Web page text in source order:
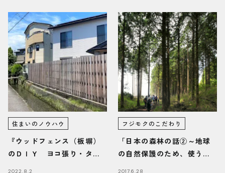
住まいのノウハウ
『ウッドフェンス（板塀）
のＤＩＹ ヨコ張り・タテ
2022.8.2
フジモクのこだわり
「日本の森林の話②～地球
の自然保護のため、使うた
2017.6.28